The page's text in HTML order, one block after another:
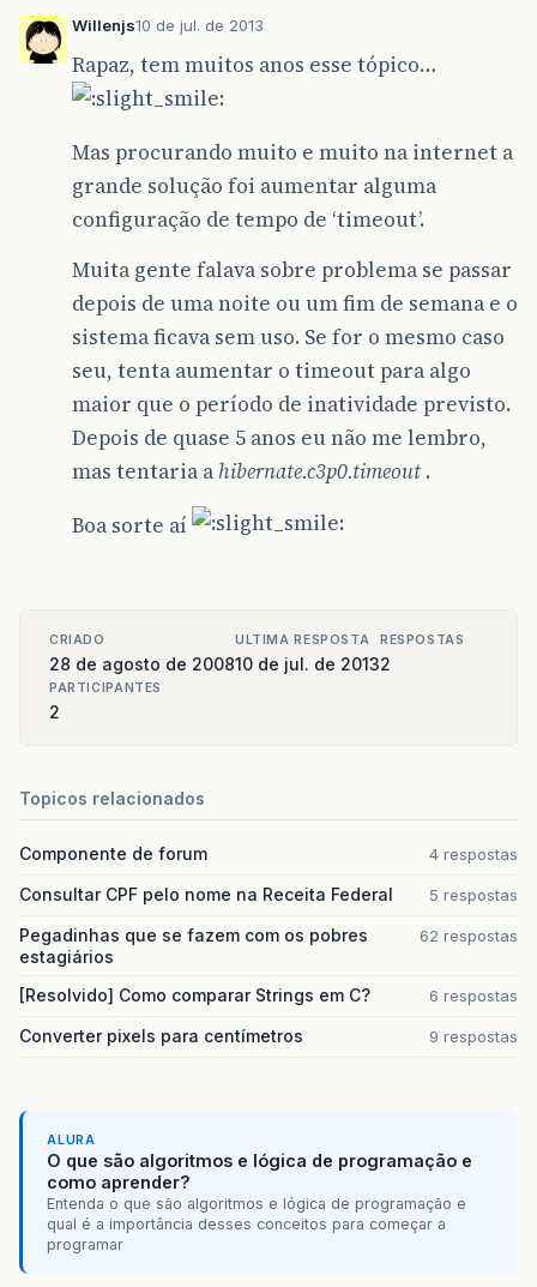
catch (HibernateException
rollbackTransaction();
public static void rollbackTransaction
getSession().getTransaction().
// Efetua o rollback da
catch ( HibernateException ex )
{
throw
new
}
}
}
Willenjs10 de jul. de 2013
Rapaz, tem muitos anos esse tópico…
Mas procurando muito e muito na internet a
grande solução foi aumentar alguma
configuração de tempo de ‘timeout’.
Muita gente falava sobre problema se passar
depois de uma noite ou um fim de semana e o
sistema ficava sem uso. Se for o mesmo caso
seu, tenta aumentar o timeout para algo
maior que o período de inatividade previsto.
Depois de quase 5 anos eu não me lembro,
mas tentaria a hibernate.c3p0.timeout .
Boa sorte aí
CRIADO
28 de agosto de 2008
ULTIMA RESPOSTA
10 de jul. de 2013
RESPOSTAS
2
PARTICIPANTES
2
Topicos relacionados
Componente de forum 4 respostas
Consultar CPF pelo nome na Receita Federal 5 respostas
Pegadinhas que se fazem com os pobres
estagiários
62 respostas
[Resolvido] Como comparar Strings em C? 6 respostas
Converter pixels para centímetros 9 respostas
ALURA
O que são algoritmos e lógica de programação e
como aprender?
Entenda o que são algoritmos e lógica de programação e
qual é a importância desses conceitos para começar a
programar